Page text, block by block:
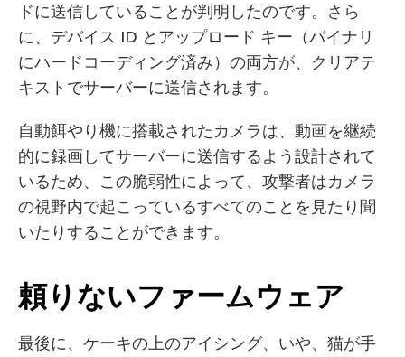
ドに送信していることが判明したのです。さら
に、デバイス ID とアップロード キー（バイナリ
にハードコーディング済み）の両方が、クリアテ
キストでサーバーに送信されます。
自動餌やり機に搭載されたカメラは、動画を継続
的に録画してサーバーに送信するよう設計されて
いるため、この脆弱性によって、攻撃者はカメラ
の視野内で起こっているすべてのことを見たり聞
いたりすることができます。
頼りないファームウェア
最後に、ケーキの上のアイシング、いや、猫が手